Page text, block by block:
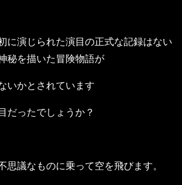
に演じられた演目の正式な記録はない
秘を描いた冒険物語が
いかとされています
だったでしょうか？
思議なものに乗って空を飛びます。